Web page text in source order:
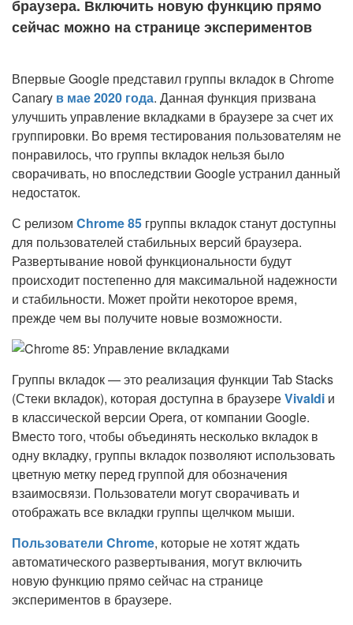
браузера. Включить новую функцию прямо
сейчас можно на странице экспериментов
Впервые Google представил группы вкладок в Chrome
Canary в мае 2020 года. Данная функция призвана
улучшить управление вкладками в браузере за счет их
группировки. Во время тестирования пользователям не
понравилось, что группы вкладок нельзя было
сворачивать, но впоследствии Google устранил данный
недостаток.
С релизом Chrome 85 группы вкладок станут доступны
для пользователей стабильных версий браузера.
Развертывание новой функциональности будут
происходит постепенно для максимальной надежности
и стабильности. Может пройти некоторое время,
прежде чем вы получите новые возможности.
Группы вкладок — это реализация функции Tab Stacks
(Стеки вкладок), которая доступна в браузереVivaldi и
в классической версии Opera, от компании Google.
Вместо того, чтобы объединять несколько вкладок в
одну вкладку, группы вкладок позволяют использовать
цветную метку перед группой для обозначения
взаимосвязи. Пользователи могут сворачивать и
отображать все вкладки группы щелчком мыши.
Пользователи Chrome, которые не хотят ждать
автоматического развертывания, могут включить
новую функцию прямо сейчас на странице
экспериментов в браузере.